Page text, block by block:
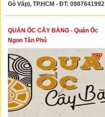
Gò Vấp), TP.HCM - ĐT: 0987641992
- 0373106196
QUÁN ỐC CÂY BÀNG - Quán Ốc
Ngon Tân Phú